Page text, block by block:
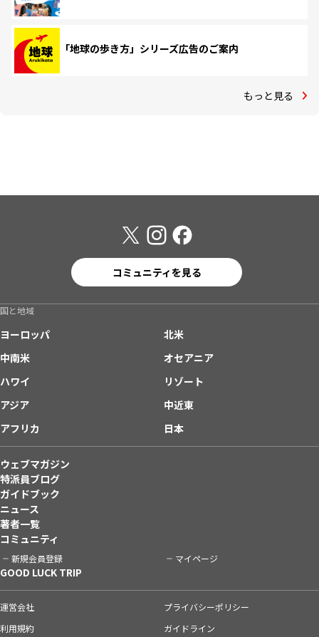
「地球の歩き方」シリーズ広告のご案内
もっと見る
コミュニティを見る
国と地域
ヨーロッパ
北米
中南米
オセアニア
ハワイ
リゾート
アジア
中近東
アフリカ
日本
ウェブマガジン
特派員ブログ
ガイドブック
ニュース
著者一覧
コミュニティ
新規会員登録 マイページ
GOOD LUCK TRIP
運営会社
プライバシーポリシー
利用規約
ガイドライン